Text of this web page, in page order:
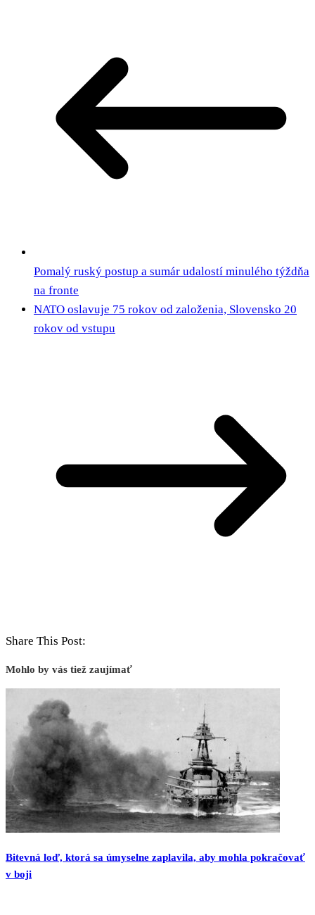
Pomalý ruský postup a sumár udalostí minulého týždňa
na fronte
NATO oslavuje 75 rokov od založenia, Slovensko 20
rokov od vstupu
Share This Post:
Mohlo by vás tiež zaujímať
Bitevná loď, ktorá sa úmyselne zaplavila, aby mohla pokračovať
v boji